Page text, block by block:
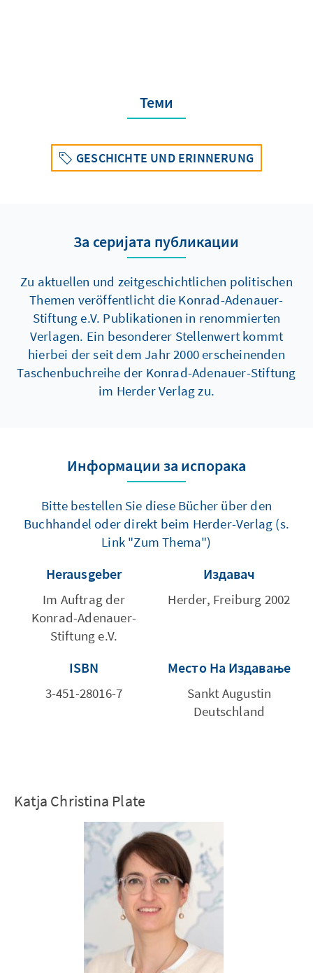
Теми
GESCHICHTE UND ERINNERUNG
За серијата публикации
Zu aktuellen und zeitgeschichtlichen politischen
Themen veröffentlicht die Konrad-Adenauer-
Stiftung e.V. Publikationen in renommierten
Verlagen. Ein besonderer Stellenwert kommt
hierbei der seit dem Jahr 2000 erscheinenden
Taschenbuchreihe der Konrad-Adenauer-Stiftung
im Herder Verlag zu.
Информации за испорака
Bitte bestellen Sie diese Bücher über den
Buchhandel oder direkt beim Herder-Verlag (s.
Link "Zum Thema")
Herausgeber
Im Auftrag der
Konrad-Adenauer-
Stiftung e.V.
Издавач
Herder, Freiburg 2002
ISBN
3-451-28016-7
Место На Издавање
Sankt Augustin
Deutschland
Katja Christina Plate